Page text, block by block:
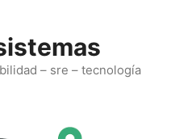
– sre – tecnología